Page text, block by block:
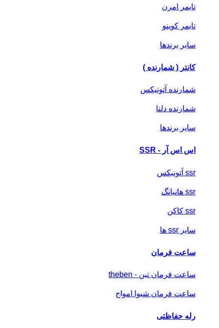
تایمر امرن
تایمر کوینو
سایر برندها
کانتر ( شمارنده )
شمارنده آتونیکس
شمارنده دلتا
سایر برندها
اس اس آر - SSR
ssr آتونیکس
ssr هانیانگ
ssr کاکن
سایر ssr ها
ساعت فرمان
ساعت فرمان تبن - theben
ساعت فرمان شیوا امواج
رله حفاظتی